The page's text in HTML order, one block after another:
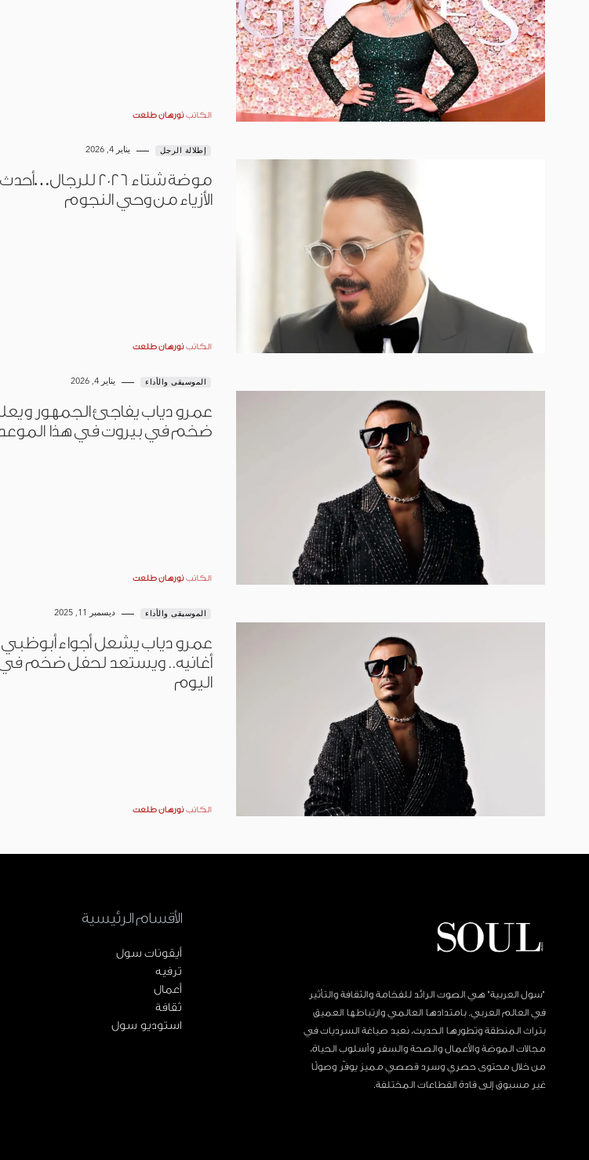
الكاتب نورهان طلعت
إطلالة الرجل يناير 4, 2026
موضة شتاء 2026
الأزياء من وحي النجوم
الكاتب نورهان طلعت
الموسيقى والأداء يناير 4, 2026
عمرو دياب يفاجئ الجمهور
ضخم في بيروت في هذا
الكاتب نورهان طلعت
الموسيقى والأداء ديسمبر 11, 2025
عمرو دياب يشعل أجواء
أغانيه.. ويستعد لحفل ضخم
اليوم
الكاتب نورهان طلعت
"سول العربية" هي الصوت الرائد للفخامة والثقافة والتأثير
في العالم العربي. بامتدادها العالمي وارتباطها العميق
بتراث المنطقة وتطورها الحديث، نعيد صياغة السرديات في
مجالات الموضة والأعمال والصحة والسفر وأسلوب الحياة،
من خلال محتوى حصري وسرد قصصي مميز يوفّر وصولًا
غير مسبوق إلى قادة القطاعات المختلفة.
الأقسام الرئيسية
أيقونات سول
ترفيه
أعمال
ثقافة
استوديو سول